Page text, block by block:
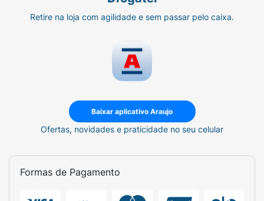
Retire na loja com agilidade e sem passar pelo caixa.
Baixar aplicativo Araujo
Ofertas, novidades e praticidade no seu celular
Formas de Pagamento